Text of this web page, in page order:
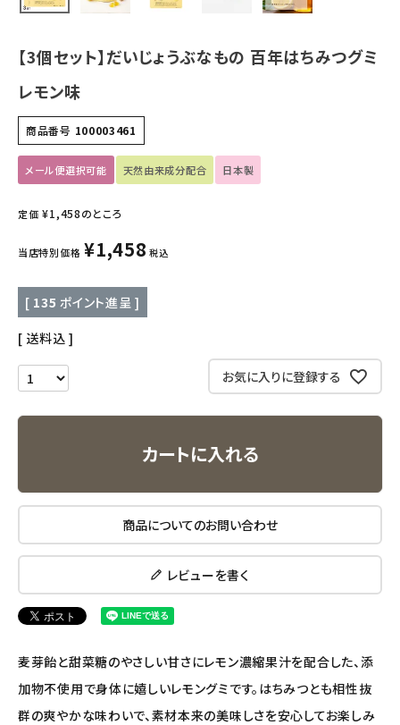
美容・コスメ・香水
衛生用品
日用品雑貨
フェムケア
キッチン用品
フード・ドリンク
ブランド
定期購入
ナチュラムーン
エコリュクス
エコメイト
アルマウィン
【3個セット】だいじょうぶなもの 百年はちみつグミ
レモン味
商品番号 100003461
メール便選択可能 天然由来成分配合 日本製
定価 ¥1,458のところ
当店特別価格 ¥1,458 税込
[ 135 ポイント進呈 ]
送料込
お気に入りに登録する
カートに入れる
商品についてのお問い合わせ
レビューを書く
麦芽飴と甜菜糖のやさしい甘さにレモン濃縮果汁を配合した、添
加物不使用で身体に嬉しいレモングミです。はちみつとも相性抜
群の爽やかな味わいで、素材本来の美味しさを安心してお楽しみ